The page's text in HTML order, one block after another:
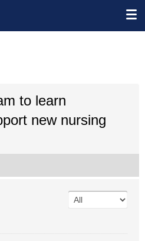
to learn
new nursing